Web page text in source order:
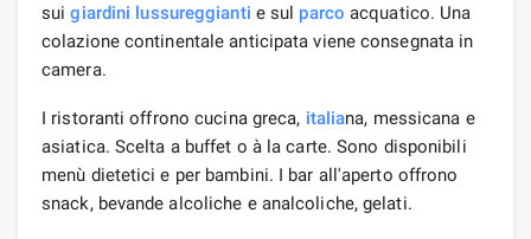
suigiardini lussureggianti e sul parco acquatico. Una
colazione continentale anticipata viene consegnata in
camera.
I ristoranti offrono cucina greca, italiana, messicana e
asiatica. Scelta a buffet o à la carte. Sono disponibili
menù dietetici e per bambini. I bar all'aperto offrono
snack, bevande alcoliche e analcoliche, gelati.